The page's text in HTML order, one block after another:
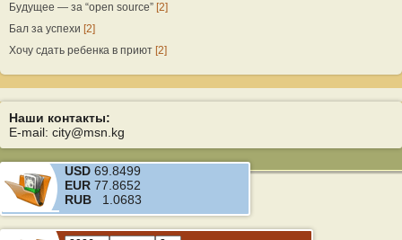
Будущее — за “open source” [2]
Бал за успехи [2]
Хочу сдать ребенка в приют [2]
Наши контакты:
E-mail: city@msn.kg
USD 69.8499
EUR 77.8652
RUB 1.0683